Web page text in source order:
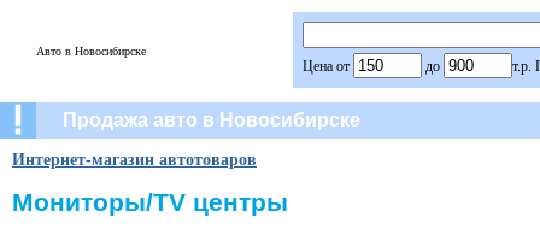
Авто в Новосибирске
Цена от до т.р.
Продажа авто в Новосибирске
Интернет-магазин автотоваров
Мониторы/TV центры